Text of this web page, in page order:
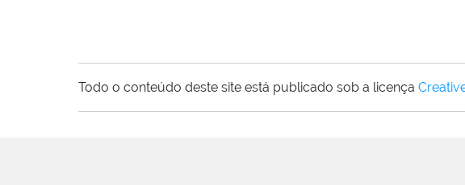
Todo o conteúdo deste site está publicado sob a licença